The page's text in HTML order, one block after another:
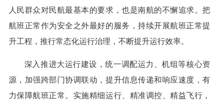
人民群众对民航最基本的要求，也是南航的不懈追求。把
航班正常作为安全之外最好的服务，持续开展航班正常提
升工程，推行常态化运行治理，不断提升运行效率。
深入推进大运行建设，统一调配运力、机组等核心资
源，加强跨部门协调联动，提升信息传递和响应速度，有
力保障航班正常。实施精细运行、精准调控、精益飞行，